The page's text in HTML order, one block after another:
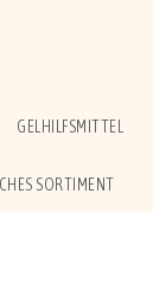
GELHILFSMITTEL
SORTIMENT